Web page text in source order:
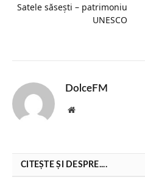
Satele săsești – patrimoniu
UNESCO
DolceFM
Website
CITEȘTE ȘI DESPRE....